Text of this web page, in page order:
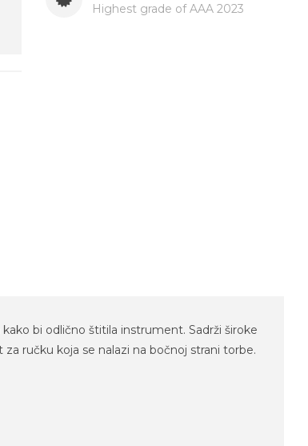
Highest grade of AAA 2023
bi odlično štitila instrument. Sadrži široke
ručku koja se nalazi na bočnoj strani torbe.